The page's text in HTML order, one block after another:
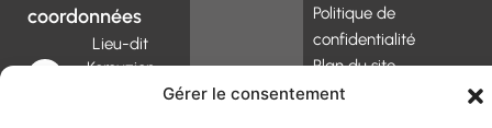
Gérer le consentement
coordonnées
Lieu-dit
Kerouzien
Politique de
confidentialité
Plan du site